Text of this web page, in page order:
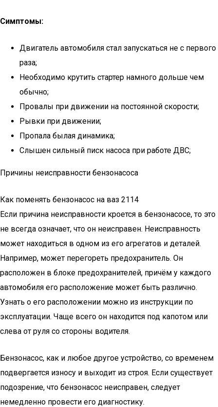
Симптомы:
Двигатель автомобиля стал запускаться не с первого
раза;
Необходимо крутить стартер намного дольше чем
обычно;
Провалы при движении на постоянной скорости;
Рывки при движении;
Пропала былая динамика;
Слышен сильный писк насоса при работе ДВС;
Причины неисправности бензонасоса
Как поменять бензонасос на ваз 2114
Если причина неисправности кроется в бензонасосе, то это
не всегда означает, что он неисправен. Неисправность
может находиться в одном из его агрегатов и деталей.
Например, может перегореть предохранитель. Он
расположен в блоке предохранителей, причём у каждого
автомобиля его расположение может быть различно.
Узнать о его расположении можно из инструкции по
эксплуатации. Чаще всего он находится под капотом или
слева от руля со стороны водителя.
Бензонасос, как и любое другое устройство, со временем
подвергается износу и выходит из строя. Если существует
подозрение, что бензонасос неисправен, следует
немедленно провести его диагностику.